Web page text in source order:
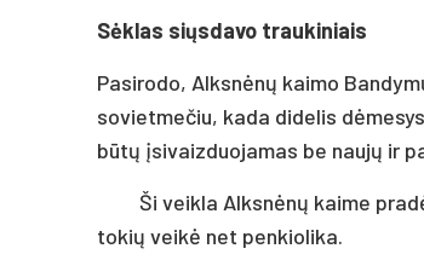
Sėklas siųsdavo traukiniais
Pasirodo, Alksnėnų kaimo
sovietmečiu, kada didelis
būtų įsivaizduojamas be naujų ir
Ši veikla Alksnėnų kaime
tokių veikė net penkiolika.